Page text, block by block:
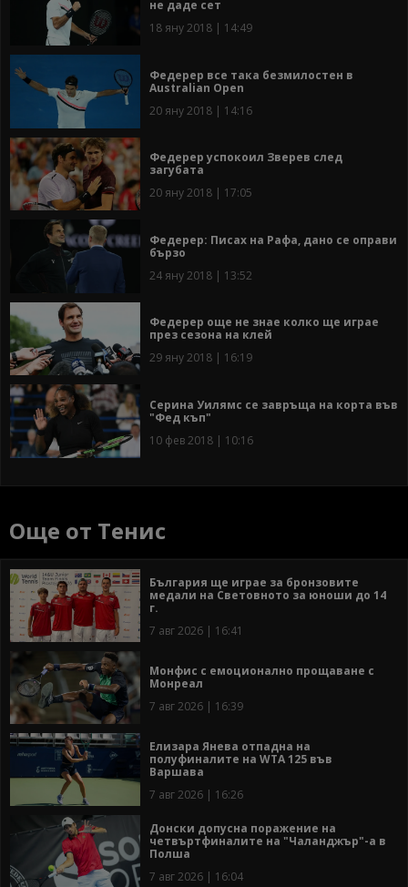
не даде сет
18 яну 2018 | 14:49
Федерер все така безмилостен в
Australian Open
20 яну 2018 | 14:16
Федерер успокоил Зверев след
загубата
20 яну 2018 | 17:05
Федерер: Писах на Рафа, дано се оправи
бързо
24 яну 2018 | 13:52
Федерер още не знае колко ще играе
през сезона на клей
29 яну 2018 | 16:19
Серина Уилямс се завръща на корта във
"Фед къп"
10 фев 2018 | 10:16
Още от Тенис
България ще играе за бронзовите
медали на Световното за юноши до 14
г.
7 авг 2026 | 16:41
Монфис с емоционално прощаване с
Монреал
7 авг 2026 | 16:39
Елизара Янева отпадна на
полуфиналите на WTA 125 във
Варшава
7 авг 2026 | 16:26
Донски допусна поражение на
четвъртфиналите на "Чаланджър"-а в
Полша
7 авг 2026 | 16:04